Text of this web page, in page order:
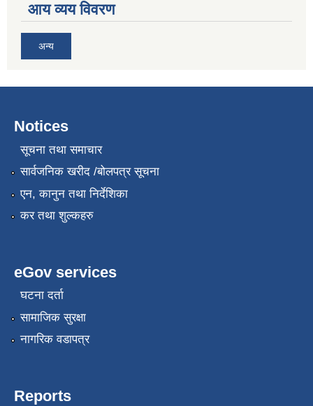
आय व्यय विवरण
अन्य
Notices
सूचना तथा समाचार
सार्वजनिक खरीद /बोलपत्र सूचना
एन, कानुन तथा निर्देशिका
कर तथा शुल्कहरु
eGov services
घटना दर्ता
सामाजिक सुरक्षा
नागरिक वडापत्र
Reports